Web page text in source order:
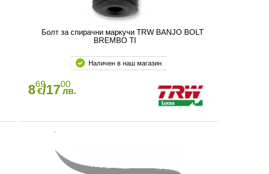
Болт за спирачни маркучи TRW BANJO BOLT
BREMBO TI
Наличен в наш магазин
869
€/1700
лв.